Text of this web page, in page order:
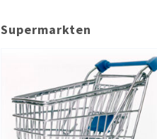
Supermarkten